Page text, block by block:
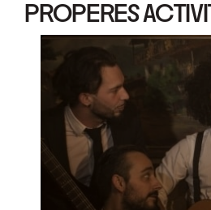
PROPERES